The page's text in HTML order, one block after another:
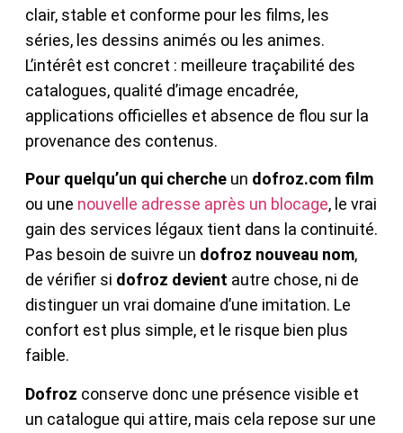
clair, stable et conforme pour les films, les
séries, les dessins animés ou les animes.
L’intérêt est concret : meilleure traçabilité des
catalogues, qualité d’image encadrée,
applications officielles et absence de flou sur la
provenance des contenus.
Pour quelqu’un qui cherche un dofroz.com film
ou une nouvelle adresse après un blocage, le vrai
gain des services légaux tient dans la continuité.
Pas besoin de suivre un dofroz nouveau nom,
de vérifier si dofroz devient autre chose, ni de
distinguer un vrai domaine d’une imitation. Le
confort est plus simple, et le risque bien plus
faible.
Dofroz conserve donc une présence visible et
un catalogue qui attire, mais cela repose sur une